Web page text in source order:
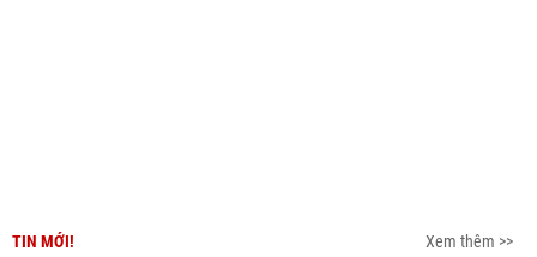
TIN MỚI! Xem thêm >>